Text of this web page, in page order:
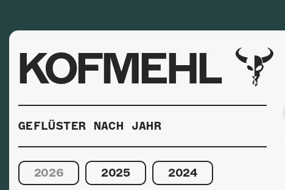
KOFMEHL
GEFLÜSTER NACH JAHR
2026 2025 2024